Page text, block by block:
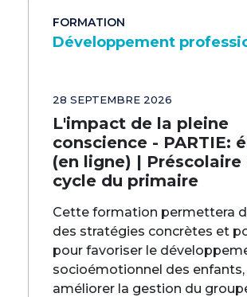
FORMATION
Développement
28 SEPTEMBRE 2026
L'impact de la pleine
conscience - PARTIE:
(en ligne) | Préscolaire
cycle du primaire
Cette formation permettera
des stratégies concrètes et
pour favoriser le
socioémotionnel des enfants,
améliorer la gestion du